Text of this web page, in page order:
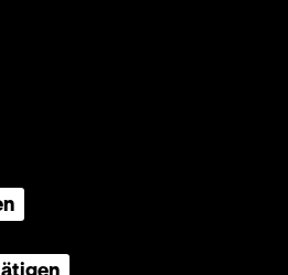
der Bundesregierung für